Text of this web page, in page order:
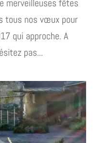
merveilleuses fêtes
tous nos vœux pour
qui approche. A
pas...